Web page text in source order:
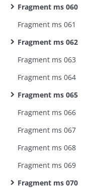
Fragment ms 060
Fragment ms 061
Fragment ms 062
Fragment ms 063
Fragment ms 064
Fragment ms 065
Fragment ms 066
Fragment ms 067
Fragment ms 068
Fragment ms 069
Fragment ms 070